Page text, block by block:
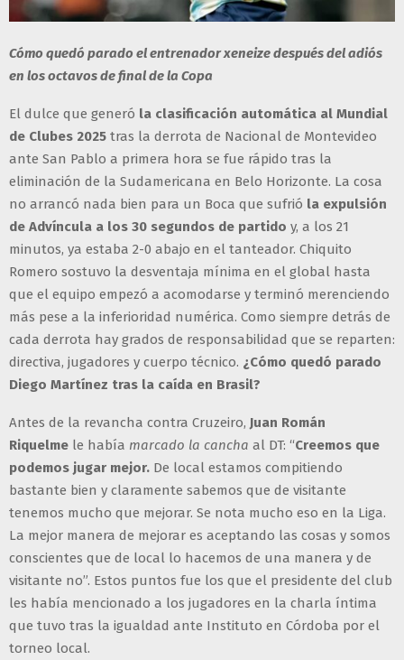
Cómo quedó parado el entrenador xeneize después del adiós
en los octavos de final de la Copa
El dulce que generó la clasificación automática al Mundial
de Clubes 2025 tras la derrota de Nacional de Montevideo
ante San Pablo a primera hora se fue rápido tras la
eliminación de la Sudamericana en Belo Horizonte. La cosa
no arrancó nada bien para un Boca que sufrió la expulsión
de Advíncula a los 30 segundos de partido y, a los 21
minutos, ya estaba 2-0 abajo en el tanteador. Chiquito
Romero sostuvo la desventaja mínima en el global hasta
que el equipo empezó a acomodarse y terminó merenciendo
más pese a la inferioridad numérica. Como siempre detrás de
cada derrota hay grados de responsabilidad que se reparten:
directiva, jugadores y cuerpo técnico. ¿Cómo quedó parado
Diego Martínez tras la caída en Brasil?
Antes de la revancha contra Cruzeiro, Juan Román
Riquelme le había marcado la cancha al DT: “Creemos que
podemos jugar mejor. De local estamos compitiendo
bastante bien y claramente sabemos que de visitante
tenemos mucho que mejorar. Se nota mucho eso en la Liga.
La mejor manera de mejorar es aceptando las cosas y somos
conscientes que de local lo hacemos de una manera y de
visitante no”. Estos puntos fue los que el presidente del club
les había mencionado a los jugadores en la charla íntima
que tuvo tras la igualdad ante Instituto en Córdoba por el
torneo local.